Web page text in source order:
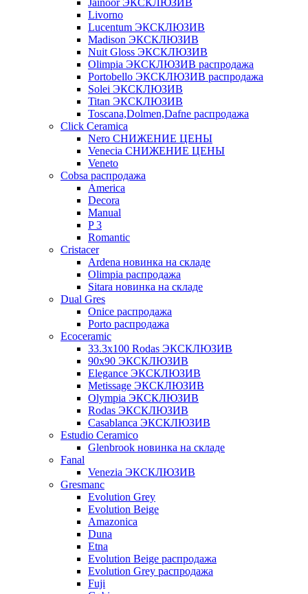
Jainoor ЭКСКЛЮЗИВ
Livorno
Lucentum ЭКСКЛЮЗИВ
Madison ЭКСКЛЮЗИВ
Nuit Gloss ЭКСКЛЮЗИВ
Olimpia ЭКСКЛЮЗИВ распродажа
Portobello ЭКСКЛЮЗИВ распродажа
Solei ЭКСКЛЮЗИВ
Titan ЭКСКЛЮЗИВ
Toscana,Dolmen,Dafne распродажа
Cliсk Ceramica
Nero СНИЖЕНИЕ ЦЕНЫ
Venecia СНИЖЕНИЕ ЦЕНЫ
Veneto
Cobsa распродажа
America
Decora
Manual
P 3
Romantic
Cristacer
Ardena новинка на складе
Olimpia распродажа
Sitara новинка на складе
Dual Gres
Onice распродажа
Porto распродажа
Ecoceramic
33.3х100 Rodas ЭКСКЛЮЗИВ
90x90 ЭКСКЛЮЗИВ
Elegance ЭКСКЛЮЗИВ
Metissage ЭКСКЛЮЗИВ
Olympia ЭКСКЛЮЗИВ
Rodas ЭКСКЛЮЗИВ
Сasablanca ЭКСКЛЮЗИВ
Estudio Ceramico
Glenbrook новинка на складе
Fanal
Venezia ЭКСКЛЮЗИВ
Gresmanc
Evolution Grey
Evolution Beige
Amazonica
Duna
Etna
Evolution Beige распродажа
Evolution Grey распродажа
Fuji